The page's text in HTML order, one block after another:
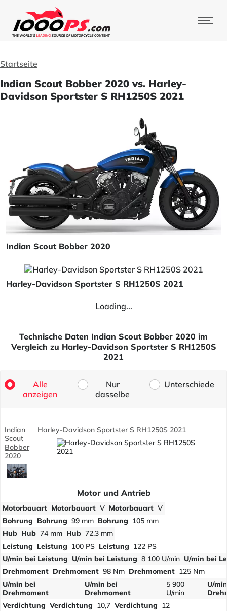
Startseite
Indian Scout Bobber 2020 vs. Harley-
Davidson Sportster S RH1250S 2021
Indian Scout Bobber 2020
Harley-Davidson Sportster S RH1250S 2021
Loading...
Technische Daten Indian Scout Bobber 2020 im
Vergleich zu Harley-Davidson Sportster S RH1250S
2021
Alle
anzeigen
Nur
dasselbe
Unterschiede
Indian
Scout
Bobber
2020
Harley-Davidson Sportster S RH1250S 2021
Motor und Antrieb
Motorbauart Motorbauart V Motorbauart V
Bohrung Bohrung 99 mm Bohrung 105 mm
Hub Hub 74 mm Hub 72,3 mm
Leistung Leistung 100 PS Leistung 122 PS
U/min bei Leistung U/min bei Leistung 8 100 U/min U/min bei
Drehmoment Drehmoment 98 Nm Drehmoment 125 Nm
U/min bei
Drehmoment
U/min bei
Drehmoment
5 900
U/min
U/
Verdichtung Verdichtung 10,7 Verdichtung 12